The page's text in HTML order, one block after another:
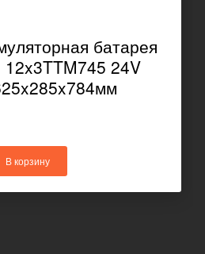
батарея
12x3TTM745 24V
В корзину